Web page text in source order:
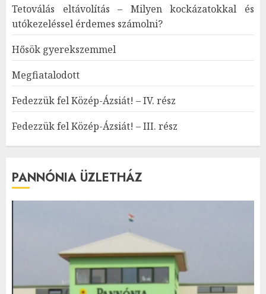
Tetoválás eltávolítás – Milyen kockázatokkal és
utókezeléssel érdemes számolni?
Hősök gyerekszemmel
Megfiatalodott
Fedezzük fel Közép-Ázsiát! – IV. rész
Fedezzük fel Közép-Ázsiát! – III. rész
PANNÓNIA ÜZLETHÁZ